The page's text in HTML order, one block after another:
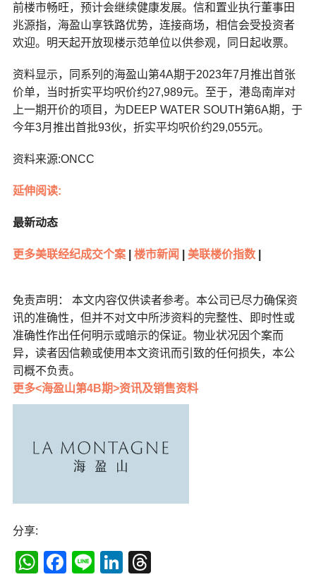
前楼市畅旺，预计会继续健康发展。信和置业执行董事田
兆源指，海盈山享铁路优势，连接商场，相信会受投资者
欢迎。明天起开放现楼示范单位以供参观，同日起收票。
资料显示，同系列的海盈山第4A期于2023年7月推出首张
价单，当时折实平均呎价约27,989元。至于，港岛南岸对
上一期开价的项目，为DEEP WATER SOUTH第6A期，于
今年3月推出首批93伙，折实平均呎价约29,055元。
资料来源:ONCC
延伸阅读:
最新动态
更多美联经纪成交个案| 楼市新闻 美联楼价指数|
免责声明： 本文内容仅供读者参考。本公司已尽力确保资
讯的准确性，但并不对文中所涉资料的完整性、即时性或
准确性作出任何明示或暗示的保证。物业状况因个案而
异，读者因信赖或使用本文资讯而引致的任何损失，本公
司概不负责。
更多<海盈山第4B期>资讯及销售资料
分享:
WhatsApp
Facebook
LineLinkedIn
Threads